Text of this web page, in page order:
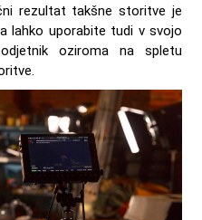
rezultat takšne storitve je
lahko uporabite tudi v svojo
oziroma na spletu